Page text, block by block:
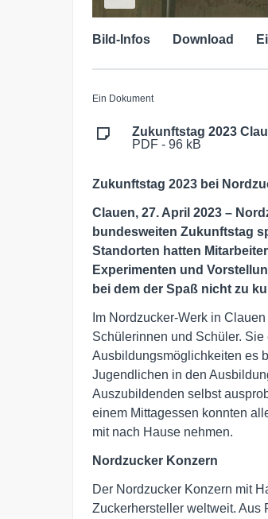
Bild-Infos Download
Ein Dokument
Zukunftstag 2023
PDF - 96 kB
Zukunftstag 2023 bei
Clauen, 27. April 2023 –
bundesweiten Zukunftstag
Standorten hatten
Experimenten und
bei dem der Spaß nicht zu
Im Nordzucker-Werk in
Schülerinnen und Schüler.
Ausbildungsmöglichkeiten es
Jugendlichen in den
Auszubildenden selbst
einem Mittagessen konnten
mit nach Hause nehmen.
Nordzucker Konzern
Der Nordzucker Konzern mit
Zuckerhersteller weltweit. Aus